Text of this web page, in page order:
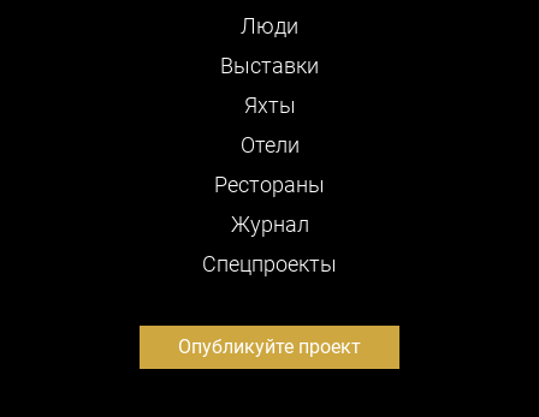
Люди
Выставки
Яхты
Отели
Рестораны
Журнал
Cпецпроекты
Опубликуйте проект